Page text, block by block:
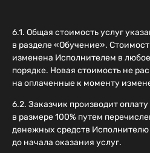
6.1. Общая стоимость услуг
в разделе «Обучение».
изменена Исполнителем в
порядке. Новая стоимость не
на оплаченные к моменту
6.2. Заказчик производит
в размере 100% путем
денежных средств Исполнителю
до начала оказания услуг.